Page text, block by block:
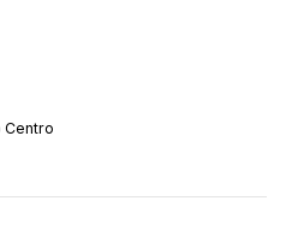
Centro